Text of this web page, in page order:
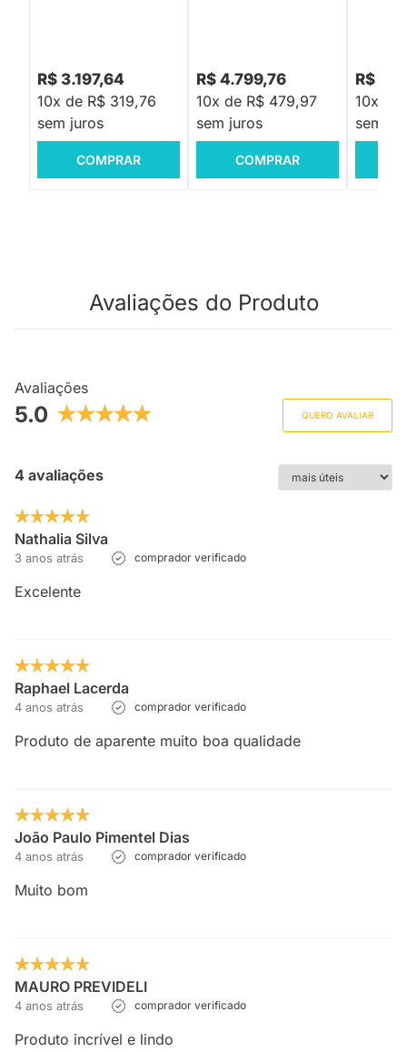
R$ 3.197,64
10x de R$ 319,76
sem juros
COMPRAR
R$ 4.799,76
10x de R$ 479,97
sem juros
COMPRAR
R$
10x de
sem
Avaliações do Produto
Avaliações
5.0 QUERO AVALIAR
4 avaliações
Nathalia Silva
3 anos atrás comprador verificado
Excelente
Raphael Lacerda
4 anos atrás comprador verificado
Produto de aparente muito boa qualidade
João Paulo Pimentel Dias
4 anos atrás comprador verificado
Muito bom
MAURO PREVIDELI
4 anos atrás comprador verificado
Produto incrível e lindo